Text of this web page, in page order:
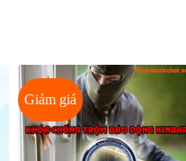
Giảm giá